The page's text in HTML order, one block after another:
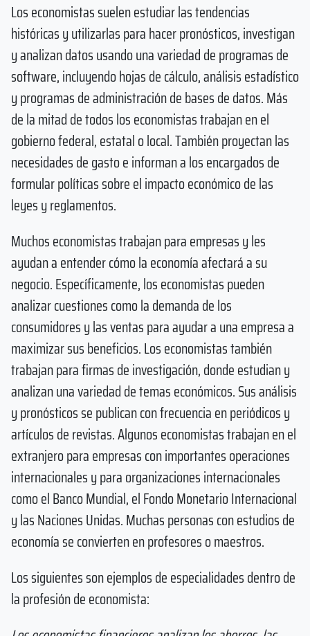
Los economistas suelen estudiar las tendencias
históricas y utilizarlas para hacer pronósticos, investigan
y analizan datos usando una variedad de programas de
software, incluyendo hojas de cálculo, análisis estadístico
y programas de administración de bases de datos. Más
de la mitad de todos los economistas trabajan en el
gobierno federal, estatal o local. También proyectan las
necesidades de gasto e informan a los encargados de
formular políticas sobre el impacto económico de las
leyes y reglamentos.
Muchos economistas trabajan para empresas y les
ayudan a entender cómo la economía afectará a su
negocio. Específicamente, los economistas pueden
analizar cuestiones como la demanda de los
consumidores y las ventas para ayudar a una empresa a
maximizar sus beneficios. Los economistas también
trabajan para firmas de investigación, donde estudian y
analizan una variedad de temas económicos. Sus análisis
y pronósticos se publican con frecuencia en periódicos y
artículos de revistas. Algunos economistas trabajan en el
extranjero para empresas con importantes operaciones
internacionales y para organizaciones internacionales
como el Banco Mundial, el Fondo Monetario Internacional
y las Naciones Unidas. Muchas personas con estudios de
economía se convierten en profesores o maestros.
Los siguientes son ejemplos de especialidades dentro de
la profesión de economista: